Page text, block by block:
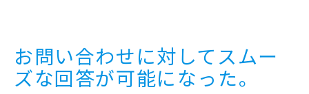
お問い合わせに対してスムー
ズな回答が可能になった。